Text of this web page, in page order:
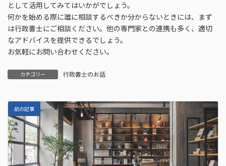
として活用してみてはいかがでしょう。
何かを始める際に誰に相談するべきか分からないときには、まず
は行政書士にご相談ください。他の専門家との連携も多く、適切
なアドバイスを提供できるでしょう。
お気軽にお問い合わせください。
カテゴリー 行政書士のお話
前の記事